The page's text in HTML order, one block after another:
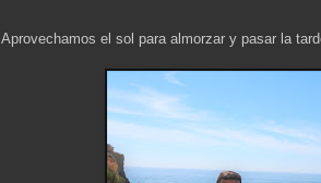
Aprovechamos el sol para almorzar y pasar la